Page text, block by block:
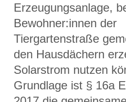
Erzeugungsanlage,
Bewohner:innen der
Tiergartenstraße
den Hausdächern
Solarstrom nutzen
Grundlage ist § 16a